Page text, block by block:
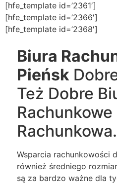
[hfe_template id=’2361′]
[hfe_template id=’2366′]
[hfe_template id=’2368′]
Biura
Pieńsk
Też Dobre
Rachunkowe
Rachunkowa.
Wsparcia rachunkowości
również średniego
są za bardzo ważne dla